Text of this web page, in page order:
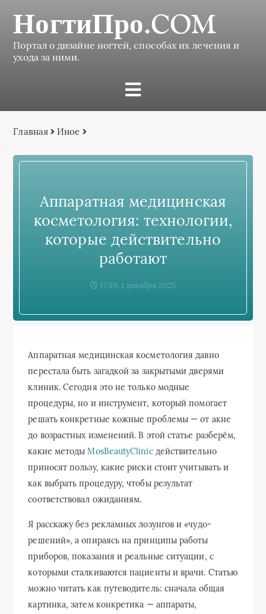
НогтиПро.COM
Портал о дизайне ногтей, способах их лечения и
ухода за ними.
Главная Иное
Аппаратная медицинская
косметология: технологии,
которые действительно
работают
17:39, 1 декабря 2025
Аппаратная медицинская косметология давно
перестала быть загадкой за закрытыми дверями
клиник. Сегодня это не только модные
процедуры, но и инструмент, который помогает
решать конкретные кожные проблемы — от акне
до возрастных изменений. В этой статье разберём,
какие методы MosBeautyClinicдействительно
приносят пользу, какие риски стоит учитывать и
как выбрать процедуру, чтобы результат
соответствовал ожиданиям.
Я расскажу без рекламных лозунгов и «чудо-
решений», а опираясь на принципы работы
приборов, показания и реальные ситуации, с
которыми сталкиваются пациенты и врачи. Статью
можно читать как путеводитель: сначала общая
картинка, затем конкретика — аппараты,